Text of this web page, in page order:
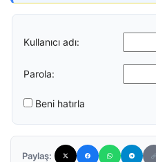
Kullanıcı adı:
Parola:
Beni hatırla
Paylaş: